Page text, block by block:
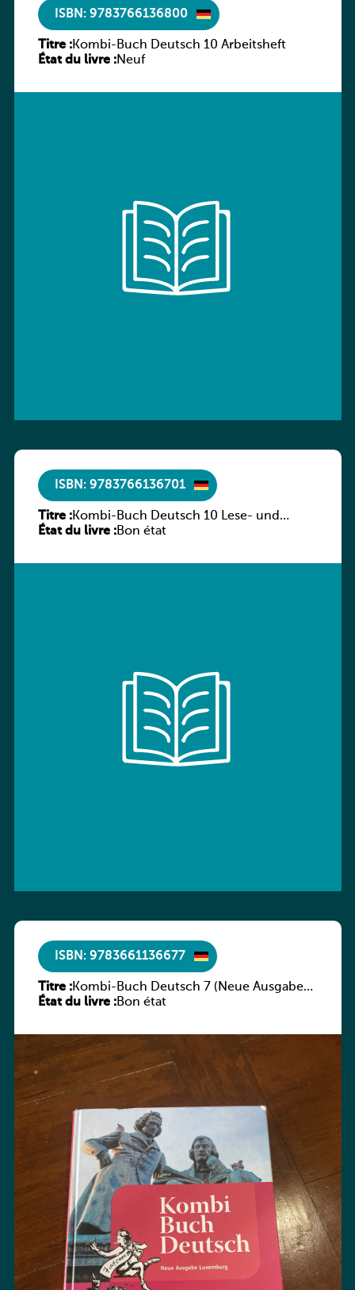
ISBN: 9783766136800
Titre :Kombi-Buch Deutsch 10 Arbeitsheft
État du livre :Neuf
ISBN: 9783766136701
Titre :Kombi-Buch Deutsch 10 Lese- und
Sprachbuch
État du livre :Bon état
ISBN: 9783661136677
Titre :Kombi-Buch Deutsch 7 (Neue Ausgabe
Luxemburg)
État du livre :Bon état